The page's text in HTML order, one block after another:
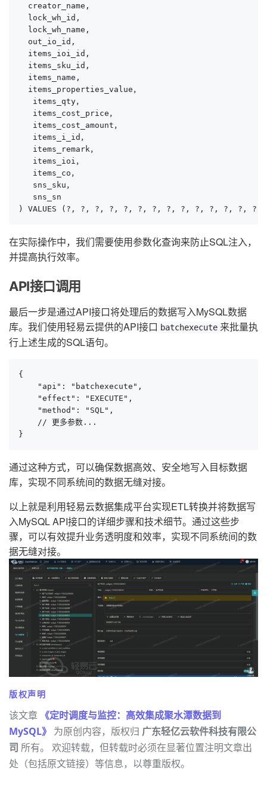
  creator_name,
  lock_wh_id,
  lock_wh_name,
  out_io_id,
  items_ioi_id,
  items_sku_id,
  items_name,
  items_properties_value，
   items_qty，
   items_cost_price，
   items_cost_amount，
   items_i_id，
   items_remark，
   items_ioi，
   items_co，
   sns_sku，
   sns_sn
) VALUES (?, ?, ?, ?, ?, ?, ?, ?, ?, ?, ?, ?, ?,
在实际操作中，我们需要使用参数化查询来防止SQL注入，
并提高执行效率。
API接口调用
最后一步是通过API接口将处理后的数据写入MySQL数据
库。我们使用轻易云提供的API接口 batchexecute 来批量执
行上述生成的SQL语句。
{
    "api": "batchexecute",
    "effect": "EXECUTE",
    "method": "SQL",
    // 更多参数...
}
通过这种方式，可以确保数据高效、安全地写入目标数据
库，实现不同系统间的数据无缝对接。
以上就是利用轻易云数据集成平台实现ETL转换并将数据写
入MySQL API接口的详细步骤和技术细节。通过这些步
骤，可以有效提升业务透明度和效率，实现不同系统间的数
据无缝对接。
版权声明
该文章 《定时调度与监控：高效集成聚水潭数据到
MySQL》 为原创内容，版权归 广东轻亿云软件科技有限公
司 所有。 欢迎转载，但转载时必须在显著位置注明文章出
处（包括原文链接）等信息，以尊重版权。